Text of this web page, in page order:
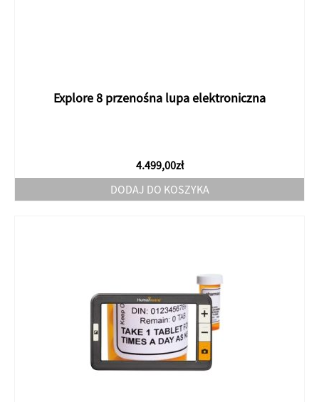
Explore 8 przenośna lupa elektroniczna
4.499,00zł
DODAJ DO KOSZYKA